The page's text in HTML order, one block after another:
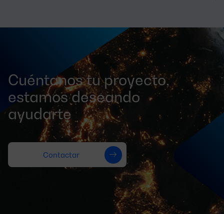
Cuéntanos tu proyecto,
estamos deseando
ayudarte
Contactar